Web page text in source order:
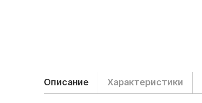
Описание Характеристики